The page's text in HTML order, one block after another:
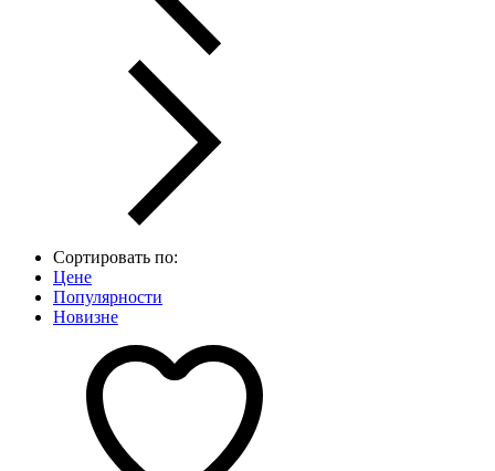
Сортировать по:
Цене
Популярности
Новизне